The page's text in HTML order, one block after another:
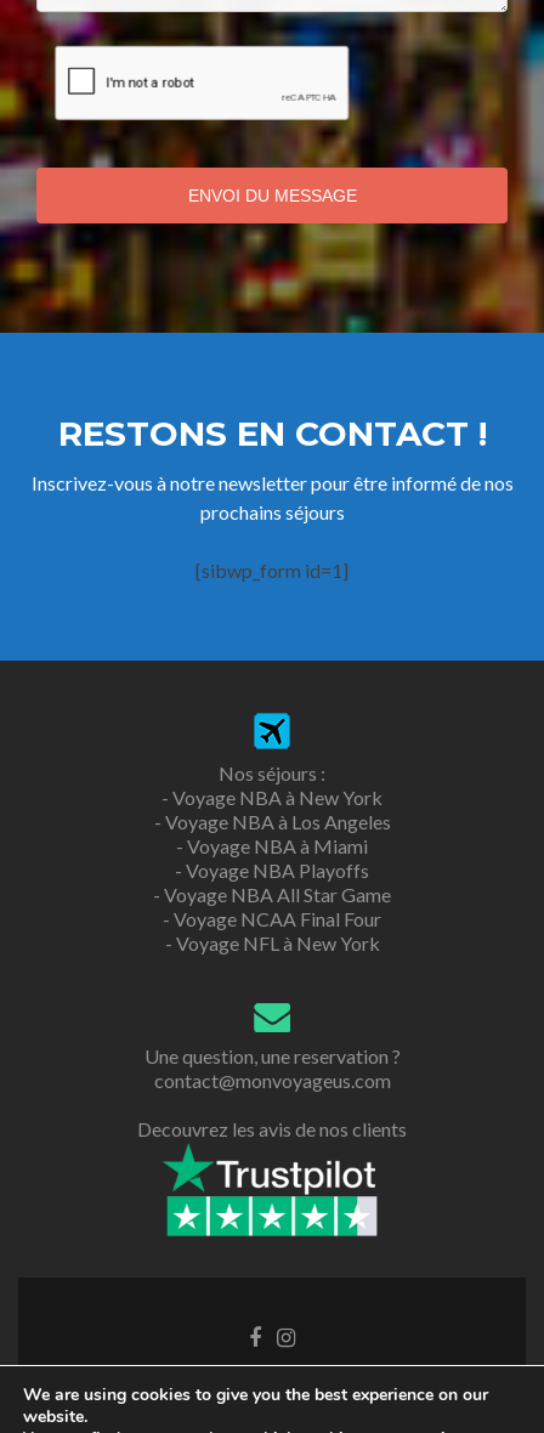
ENVOI DU MESSAGE
RESTONS EN CONTACT !
Inscrivez-vous à notre newsletter pour être informé de nos
prochains séjours
[sibwp_form id=1]
Nos séjours :
- Voyage NBA à New York
- Voyage NBA à Los Angeles
- Voyage NBA à Miami
- Voyage NBA Playoffs
- Voyage NBA All Star Game
- Voyage NCAA Final Four
- Voyage NFL à New York
Une question, une reservation ?
contact@monvoyageus.com
Decouvrez les avis de nos clients
Retrouvez nous sur les reseaux sociaux !
We are using cookies to give you the best experience on our
website.